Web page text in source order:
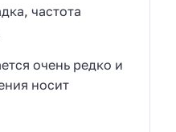
частота
очень редко и
носит